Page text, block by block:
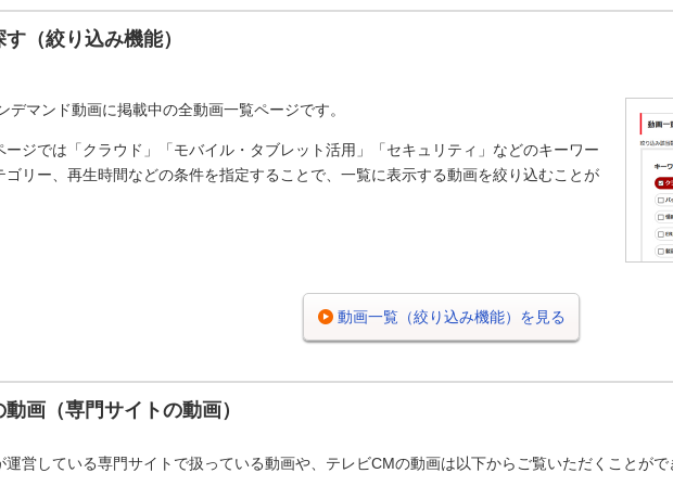
（絞り込み機能）
デマンド動画に掲載中の全動画一覧ページです。
ージでは「クラウド」「モバイル・タブレット活用」「セキュリティ」などのキーワー
ゴリー、再生時間などの条件を指定することで、一覧に表示する動画を絞り込むことが
動画一覧（絞り込み機能）を見る
画（専門サイトの動画）
運営している専門サイトで扱っている動画や、テレビCMの動画は以下からご覧いただくことがで